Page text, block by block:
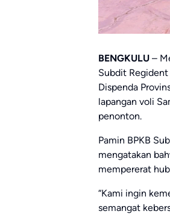
BENGKULU –
Subdit
Dispenda
lapangan voli
penonton.
Pamin BPKB
mengatakan
mempererat
“Kami ingin
semangat